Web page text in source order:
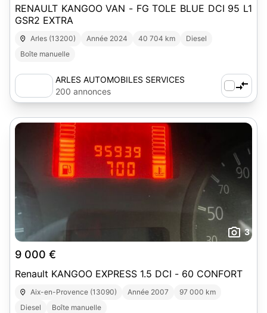
RENAULT KANGOO VAN - FG TOLE BLUE DCI 95 L1
GSR2 EXTRA
Arles (13200) Année 2024 40 704 km
Diesel
Boîte manuelle
ARLES AUTOMOBILES SERVICES
200 annonces
3
9 000 €
Renault KANGOO EXPRESS 1.5 DCI - 60 CONFORT
Aix-en-Provence (13090) Année 2007
97 000 km
Diesel
Boîte manuelle